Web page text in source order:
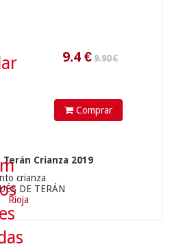
Comprar
Crianza 2019
crianza
DE TERÁN
Rioja